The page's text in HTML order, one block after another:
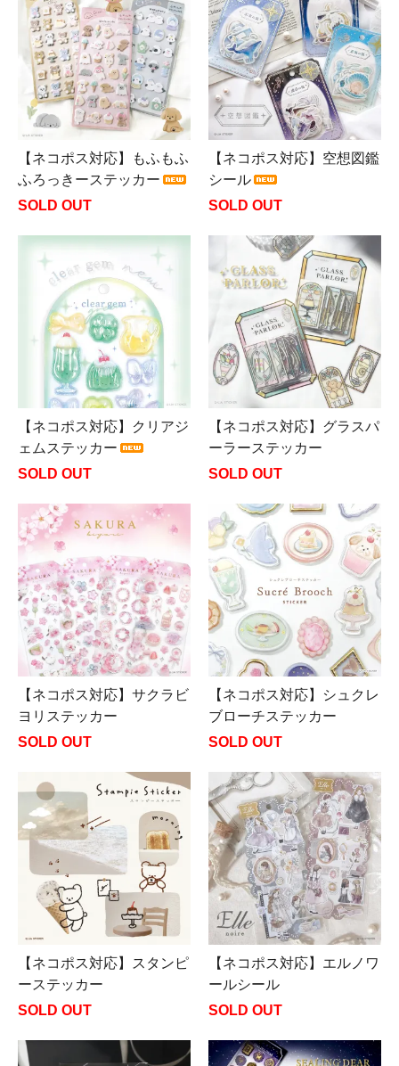
【ネコポス対応】もふもふ
ふろっきーステッカー
SOLD OUT
【ネコポス対応】空想図鑑
シール
SOLD OUT
【ネコポス対応】クリアジ
ェムステッカー
SOLD OUT
【ネコポス対応】グラスパ
ーラーステッカー
SOLD OUT
【ネコポス対応】サクラビ
ヨリステッカー
SOLD OUT
【ネコポス対応】シュクレ
ブローチステッカー
SOLD OUT
【ネコポス対応】スタンピ
ーステッカー
SOLD OUT
【ネコポス対応】エルノワ
ールシール
SOLD OUT